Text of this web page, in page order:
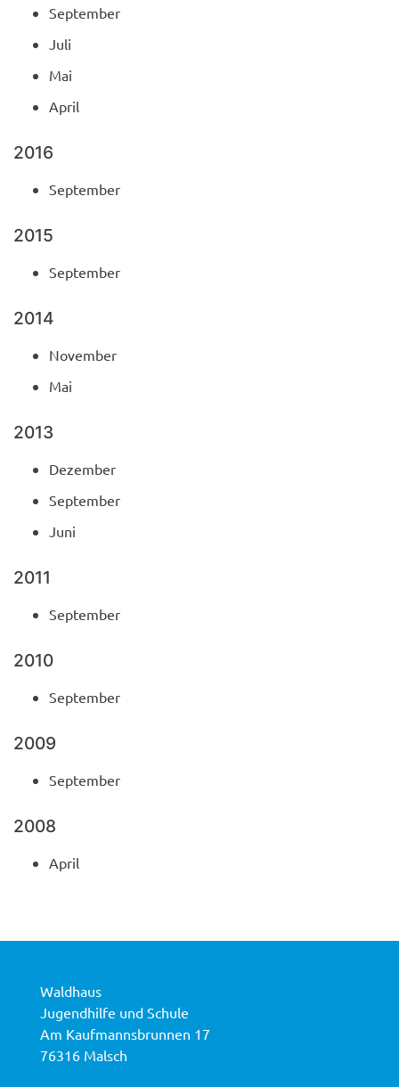
September
Juli
Mai
April
2016
September
2015
September
2014
November
Mai
2013
Dezember
September
Juni
2011
September
2010
September
2009
September
2008
April
Waldhaus
Jugendhilfe und Schule
Am Kaufmannsbrunnen 17
76316 Malsch